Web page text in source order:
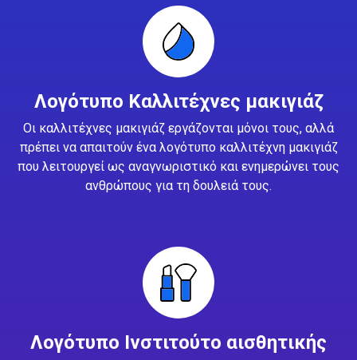
Λογότυπο Καλλιτέχνες μακιγιάζ
Οι καλλιτέχνες μακιγιάζ εργάζονται μόνοι τους, αλλά
πρέπει να απαιτούν ένα λογότυπο καλλιτέχνη μακιγιάζ
που λειτουργεί ως αναγνωριστικό και ενημερώνει τους
ανθρώπους για τη δουλειά τους.
Λογότυπο Ινστιτούτο αισθητικής